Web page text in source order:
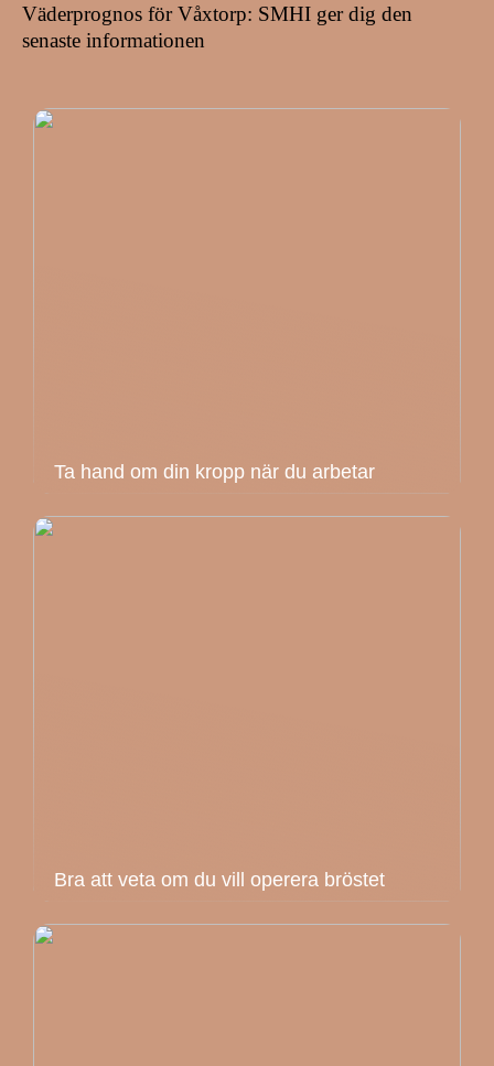
Väderprognos för Våxtorp: SMHI ger dig den
senaste informationen
Ta hand om din kropp när du arbetar
Bra att veta om du vill operera bröstet